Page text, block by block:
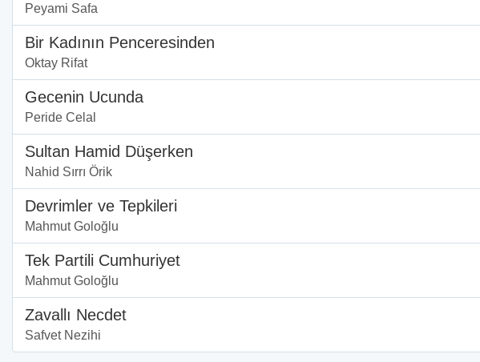
Peyami Safa
Bir Kadının Penceresinden
Oktay Rifat
Gecenin Ucunda
Peride Celal
Sultan Hamid Düşerken
Nahid Sırrı Örik
Devrimler ve Tepkileri
Mahmut Goloğlu
Tek Partili Cumhuriyet
Mahmut Goloğlu
Zavallı Necdet
Safvet Nezihi